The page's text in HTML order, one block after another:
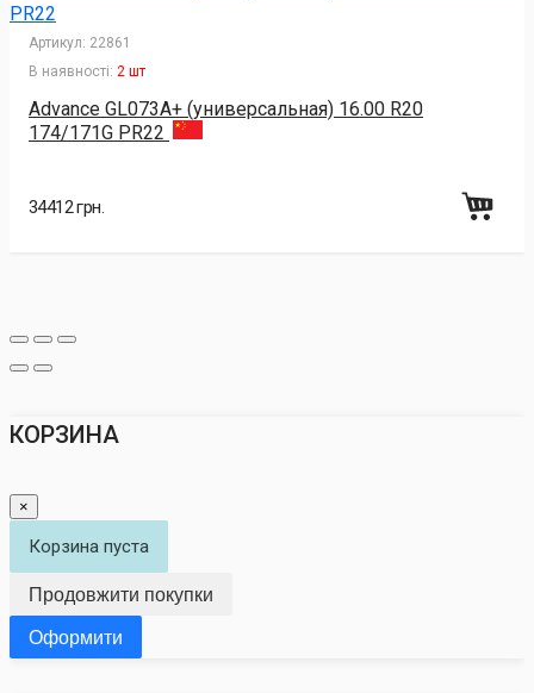
Артикул: 22861
В наявності: 2 шт
Advance GL073A+ (универсальная) 16.00 R20
174/171G PR22
34412 грн.
КОРЗИНА
×
Корзина пуста
Продовжити покупки
Оформити